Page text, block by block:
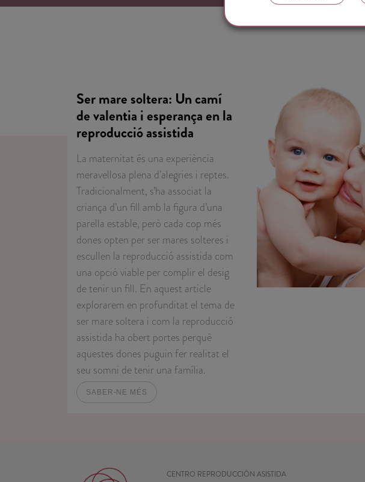
Ser mare soltera: Un camí
de valentia i esperança en la
reproducció assistida
La maternitat és una experiència
meravellosa plena d’alegries i reptes.
Tradicionalment, s’ha associat la
criança d’un fill amb la figura d’una
parella estable, però cada cop més
dones opten per ser mares solteres i
escullen la reproducció assistida com
una opció viable per complir el desig
de tenir un fill. En aquest article
explorarem en profunditat el tema de
ser mare soltera i com la reproducció
assistida ha obert portes perquè
aquestes dones puguin fer realitat el
seu somni de tenir una família.
SABER-NE MÉS
CENTRO REPRODUCCIÓN ASISTIDA